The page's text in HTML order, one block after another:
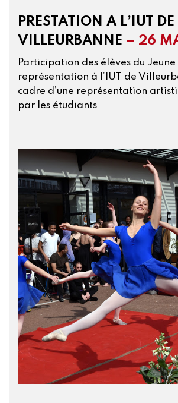
PRESTATION A L’IUT DE
VILLEURBANNE – 26
Participation des élèves du
représentation à l’IUT de
cadre d’une représentation
par les étudiants